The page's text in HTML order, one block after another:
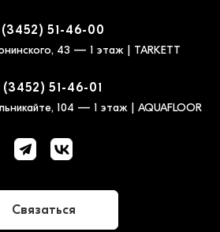
(3452) 51-46-00
43 — 1 этаж | TARKETT
(3452) 51-46-01
104 — 1 этаж | AQUAFLOOR
Связаться